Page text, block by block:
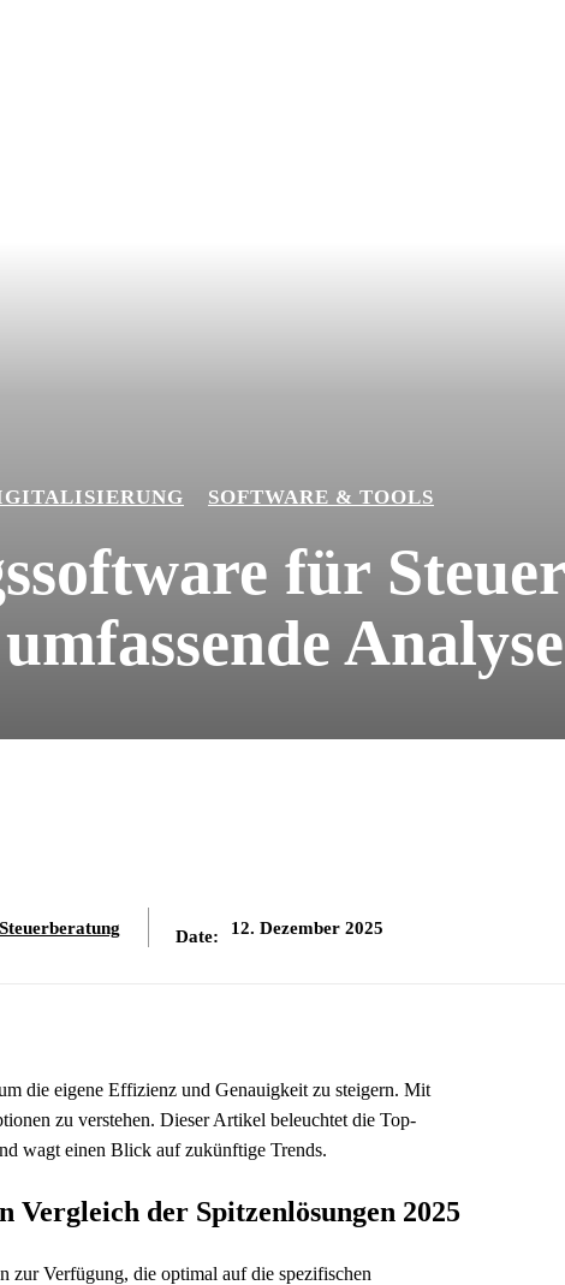
SOFTWARE & TOOLS
für
Analyse
Date: 12. Dezember 2025
die eigene Effizienz und Genauigkeit zu steigern. Mit
zu verstehen. Dieser Artikel beleuchtet die Top-
wagt einen Blick auf zukünftige Trends.
der Spitzenlösungen 2025
zur Verfügung, die optimal auf die spezifischen